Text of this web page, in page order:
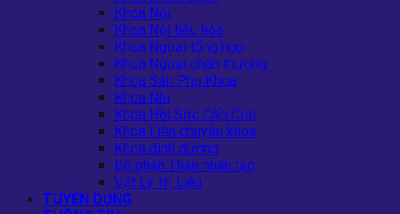
Khoa Nội
Khoa Nội tiêu hóa
Khoa Ngoại tổng hợp
Khoa Ngoại chấn thương
Khoa Sản Phụ Khoa
Khoa Nhi
Khoa Hồi Sức Cấp Cứu
Khoa Liên chuyên khoa
Khoa dinh dưỡng
Bộ phận Thận nhân tạo
Vật Lý Trị Liệu
TUYỂN DỤNG